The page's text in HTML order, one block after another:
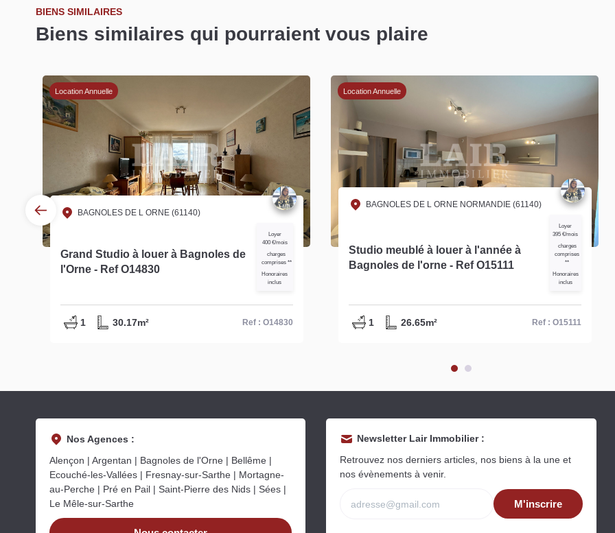
BIENS SIMILAIRES
Biens similaires qui pourraient vous plaire
Location Annuelle
BAGNOLES DE L ORNE (61140)
Grand Studio à louer à Bagnoles de
l'Orne - Ref O14830
Loyer
400 €/mois
charges
comprises **
Honoraires
inclus
1 30.17m² Ref : O14830
Location Annuelle
BAGNOLES DE L ORNE NORMANDIE (61140)
Studio meublé à louer à l'année à
Bagnoles de l'orne - Ref O15111
Loyer
395 €/mois
charges
comprises
**
Honoraires
inclus
1 26.65m² Ref : O15111
Nos Agences :
Alençon | Argentan | Bagnoles de l'Orne | Bellême |
Ecouché-les-Vallées | Fresnay-sur-Sarthe | Mortagne-
au-Perche | Pré en Pail | Saint-Pierre des Nids | Sées |
Le Mêle-sur-Sarthe
Newsletter Lair Immobilier :
Retrouvez nos derniers articles, nos biens à la une et
nos évènements à venir.
M'inscrire